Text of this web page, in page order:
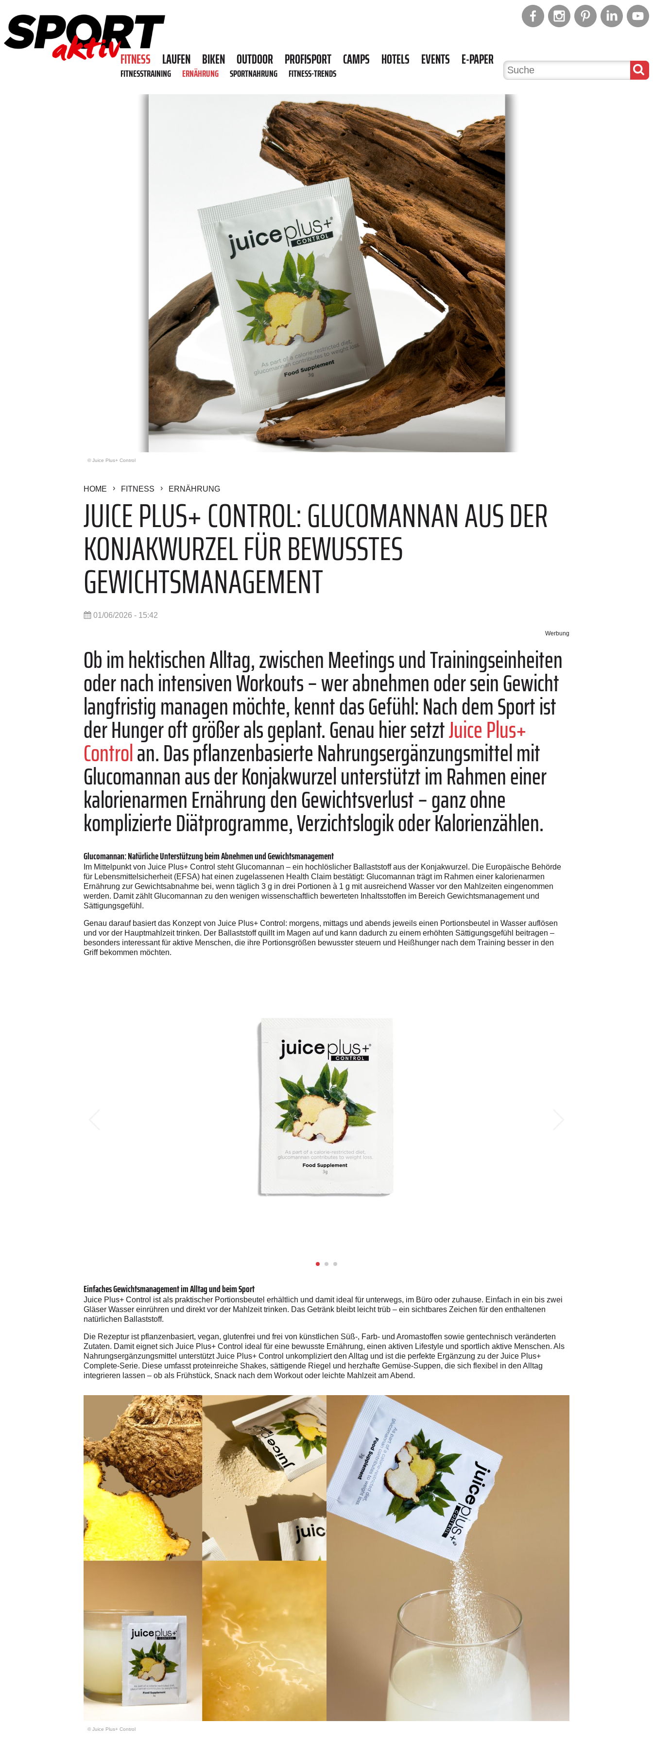
FITNESS LAUFEN BIKEN OUTDOOR PROFISPORT CAMPS HOTELS EVENTS E-PAPER
FITNESSTRAINING ERNÄHRUNG SPORTNAHRUNG FITNESS-TRENDS
© Juice Plus+ Control
HOME FITNESS ERNÄHRUNG
JUICE PLUS+ CONTROL: GLUCOMANNAN AUS DER
KONJAKWURZEL FÜR BEWUSSTES
GEWICHTSMANAGEMENT
01/06/2026 - 15:42
Werbung
Ob im hektischen Alltag, zwischen Meetings und Trainingseinheiten
oder nach intensiven Workouts – wer abnehmen oder sein Gewicht
langfristig managen möchte, kennt das Gefühl: Nach dem Sport ist
der Hunger oft größer als geplant. Genau hier setztJuice Plus+
Controlan. Das pflanzenbasierte Nahrungsergänzungsmittel mit
Glucomannan aus der Konjakwurzel unterstützt im Rahmen einer
kalorienarmen Ernährung den Gewichtsverlust – ganz ohne
komplizierte Diätprogramme, Verzichtslogik oder Kalorienzählen.
Glucomannan: Natürliche Unterstützung beim Abnehmen und Gewichtsmanagement
Im Mittelpunkt von Juice Plus+ Control steht Glucomannan – ein hochlöslicher Ballaststoff aus der Konjakwurzel. Die Europäische Behörde
für Lebensmittelsicherheit (EFSA) hat einen zugelassenen Health Claim bestätigt: Glucomannan trägt im Rahmen einer kalorienarmen
Ernährung zur Gewichtsabnahme bei, wenn täglich 3 g in drei Portionen à 1 g mit ausreichend Wasser vor den Mahlzeiten eingenommen
werden. Damit zählt Glucomannan zu den wenigen wissenschaftlich bewerteten Inhaltsstoffen im Bereich Gewichtsmanagement und
Sättigungsgefühl.
Genau darauf basiert das Konzept von Juice Plus+ Control: morgens, mittags und abends jeweils einen Portionsbeutel in Wasser auflösen
und vor der Hauptmahlzeit trinken. Der Ballaststoff quillt im Magen auf und kann dadurch zu einem erhöhten Sättigungsgefühl beitragen –
besonders interessant für aktive Menschen, die ihre Portionsgrößen bewusster steuern und Heißhunger nach dem Training besser in den
Griff bekommen möchten.
Einfaches Gewichtsmanagement im Alltag und beim Sport
Juice Plus+ Control ist als praktischer Portionsbeutel erhältlich und damit ideal für unterwegs, im Büro oder zuhause. Einfach in ein bis zwei
Gläser Wasser einrühren und direkt vor der Mahlzeit trinken. Das Getränk bleibt leicht trüb – ein sichtbares Zeichen für den enthaltenen
natürlichen Ballaststoff.
Die Rezeptur ist pflanzenbasiert, vegan, glutenfrei und frei von künstlichen Süß-, Farb- und Aromastoffen sowie gentechnisch veränderten
Zutaten. Damit eignet sich Juice Plus+ Control ideal für eine bewusste Ernährung, einen aktiven Lifestyle und sportlich aktive Menschen. Als
Nahrungsergänzungsmittel unterstützt Juice Plus+ Control unkompliziert den Alltag und ist die perfekte Ergänzung zu der Juice Plus+
Complete-Serie. Diese umfasst proteinreiche Shakes, sättigende Riegel und herzhafte Gemüse-Suppen, die sich flexibel in den Alltag
integrieren lassen – ob als Frühstück, Snack nach dem Workout oder leichte Mahlzeit am Abend.
© Juice Plus+ Control